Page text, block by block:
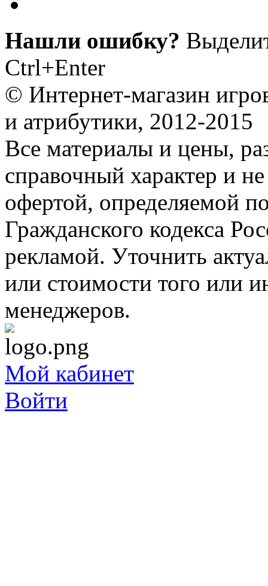
Нашли ошибку?
Ctrl+Enter
© Интернет-магазин
и атрибутики, 2012-2015
Все материалы и цены,
справочный характер и
офертой, определяемой
Гражданского кодекса
рекламой. Уточнить
или стоимости того или
менеджеров.
Мой кабинет
Войти